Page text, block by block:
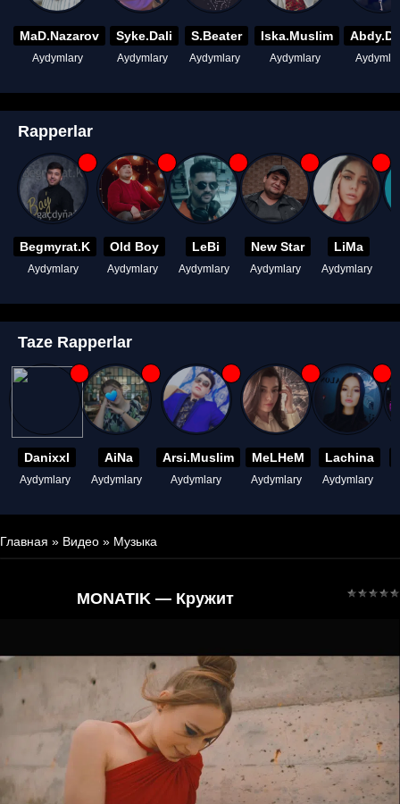
MaD.Nazarov
Aydymlary
Syke.Dali
Aydymlary
S.Beater
Aydymlary
Iska.Muslim
Aydymlary
Rapperlar
Begmyrat.K
Aydymlary
Old Boy
Aydymlary
LeBi
Aydymlary
New Star
Aydymlary
LiMa
Aydymlary
Taze Rapperlar
Danixxl
Aydymlary
AiNa
Aydymlary
Arsi.Muslim
Aydymlary
MeLHeM
Aydymlary
Lachina
Aydymlary
Главная » Видео » Музыка
MONATIK — Кружит